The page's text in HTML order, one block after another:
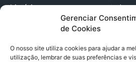
Gerenciar
de Cookies
O nosso site utiliza cookies para ajudar a
utilização, lembrar de suas preferências e
história que merece ser contada,
(91) 98224 - 3111